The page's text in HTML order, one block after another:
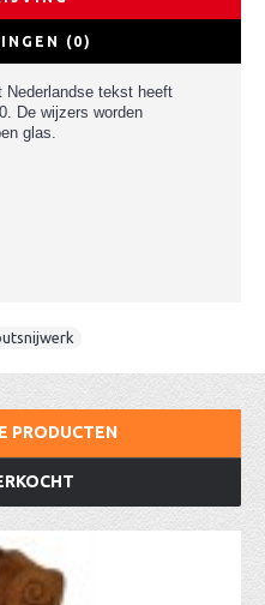
(0)
Nederlandse tekst heeft
De wijzers worden
glas.
PRODUCTEN